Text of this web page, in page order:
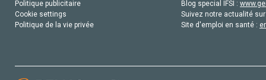
Politique publicitaire
Cookie settings
Politique de la vie privée
Blog special IFSI :
Suivez notre actualité
Site d'emploi en santé :